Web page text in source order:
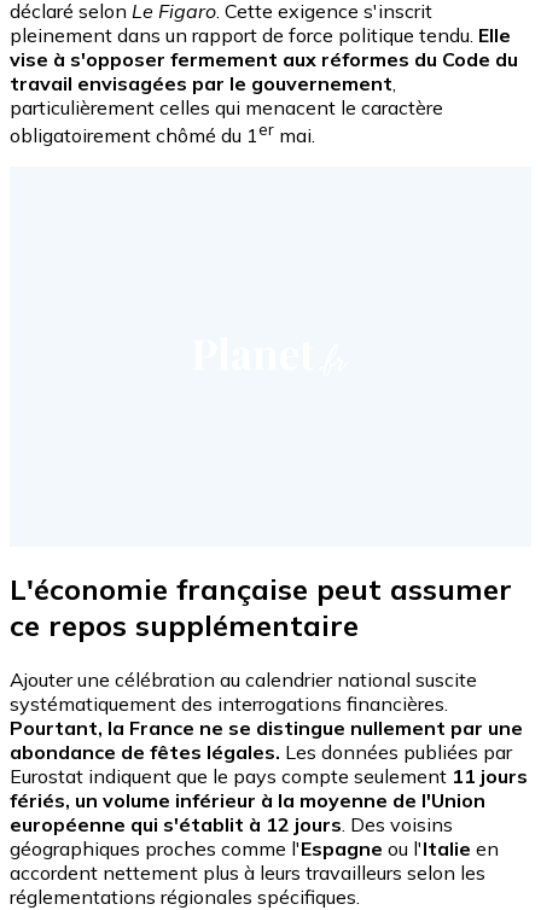
déclaré selon Le Figaro . Cette exigence s'inscrit
pleinement dans un rapport de force politique tendu. Elle
vise à s'opposer fermement aux réformes du Code du
travail envisagées par le gouvernement
particulièrement celles qui menacent le caractère
obligatoirement chômé du 1er mai.
L'économie française peut assumer
ce repos supplémentaire
Ajouter une célébration au calendrier national suscite
systématiquement des interrogations financières.
Pourtant, la France ne se distingue nullement par une
abondance de fêtes légales. Les données publiées par
Eurostat indiquent que le pays compte seulement 11 jours
fériés, un volume inférieur à la moyenne de l'Union
européenne qui s'établit à 12 jours . Des voisins
géographiques proches comme l'Espagne ou l'Italie en
accordent nettement plus à leurs travailleurs selon les
réglementations régionales spécifiques.